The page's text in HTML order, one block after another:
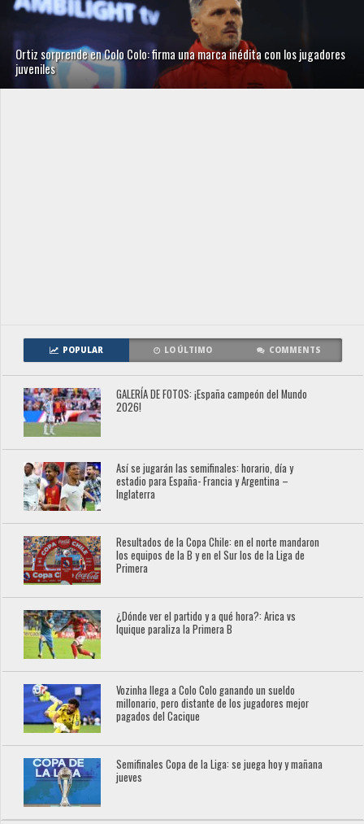
Ortiz sorprende en Colo Colo: firma una marca inédita con los jugadores
juveniles
POPULAR LO ÚLTIMO COMMENTS
GALERÍA DE FOTOS: ¡España campeón del Mundo
2026!
Así se jugarán las semifinales: horario, día y
estadio para España- Francia y Argentina –
Inglaterra
Resultados de la Copa Chile: en el norte mandaron
los equipos de la B y en el Sur los de la Liga de
Primera
¿Dónde ver el partido y a qué hora?: Arica vs
Iquique paraliza la Primera B
Vozinha llega a Colo Colo ganando un sueldo
millonario, pero distante de los jugadores mejor
pagados del Cacique
Semifinales Copa de la Liga: se juega hoy y mañana
jueves